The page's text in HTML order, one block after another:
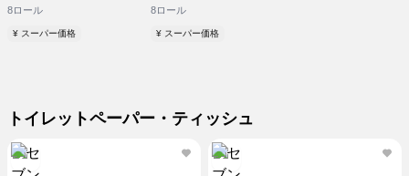
8ロール
¥ スーパー価格
8ロール
¥ スーパー価格
トイレットペーパー・ティッシュ